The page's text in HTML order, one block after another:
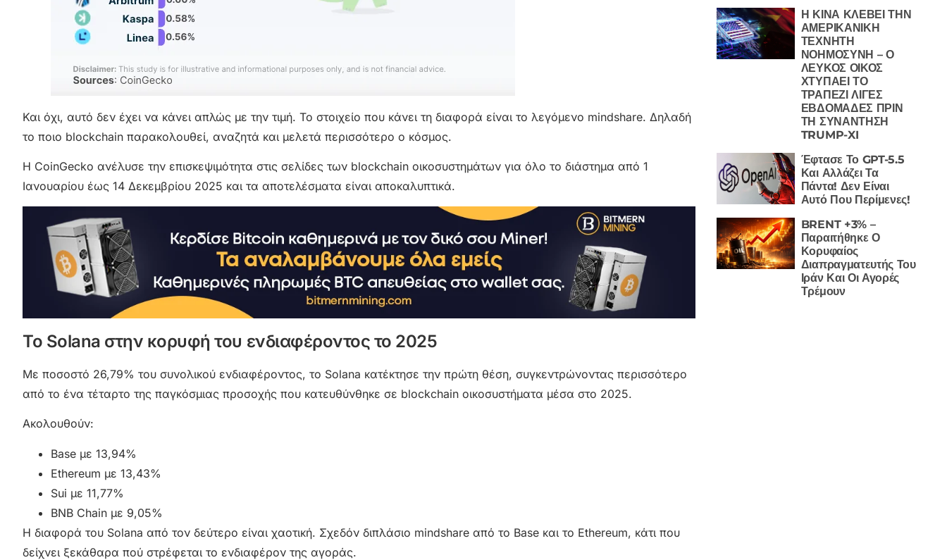
Και όχι, αυτό δεν έχει να κάνει απλώς με την τιμή. Το στοιχείο που κάνει τη διαφορά είναι το λεγόμενο mindshare. Δηλαδή
το ποιο blockchain παρακολουθεί, αναζητά και μελετά περισσότερο ο κόσμος.
Η CoinGecko ανέλυσε την επισκεψιμότητα στις σελίδες των blockchain οικοσυστημάτων για όλο το διάστημα από 1
Ιανουαρίου έως 14 Δεκεμβρίου 2025 και τα αποτελέσματα είναι αποκαλυπτικά.
Το Solana στην κορυφή του ενδιαφέροντος το 2025
Με ποσοστό 26,79% του συνολικού ενδιαφέροντος, το Solana κατέκτησε την πρώτη θέση, συγκεντρώνοντας περισσότερο
από το ένα τέταρτο της παγκόσμιας προσοχής που κατευθύνθηκε σε blockchain οικοσυστήματα μέσα στο 2025.
Ακολουθούν:
Base με 13,94%
Ethereum με 13,43%
Sui με 11,77%
BNB Chain με 9,05%
Η διαφορά του Solana από τον δεύτερο είναι χαοτική. Σχεδόν διπλάσιο mindshare από το Base και το Ethereum, κάτι που
δείχνει ξεκάθαρα πού στρέφεται το ενδιαφέρον της αγοράς.
Η ΚΙΝΑ ΚΛΕΒΕΙ ΤΗΝ
ΑΜΕΡΙΚΑΝΙΚΗ
ΤΕΧΝΗΤΗ
ΝΟΗΜΟΣΥΝΗ – Ο
ΛΕΥΚΟΣ ΟΙΚΟΣ
ΧΤΥΠΑΕΙ ΤΟ
ΤΡΑΠΕΖΙ ΛΙΓΕΣ
ΕΒΔΟΜΑΔΕΣ ΠΡΙΝ
ΤΗ ΣΥΝΑΝΤΗΣΗ
TRUMP-XI
Έφτασε Το GPT-5.5
Και Αλλάζει Τα
Πάντα! Δεν Είναι
Αυτό Που Περίμενες!
BRENT +3% –
Παραιτήθηκε Ο
Κορυφαίος
Διαπραγματευτής Του
Ιράν Και Οι Αγορές
Τρέμουν